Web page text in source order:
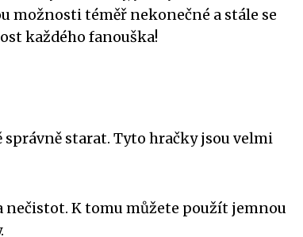
možnosti téměř nekonečné a stále se
každého fanouška!
správně starat. Tyto hračky jsou velmi
nečistot. K tomu můžete použít jemnou